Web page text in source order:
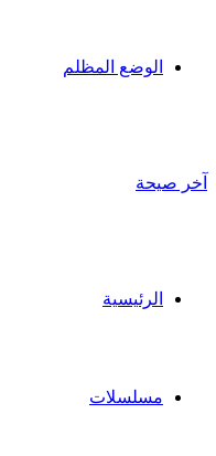
الوضع المظلم
آخر صيحة
الرئيسية
مسلسلات